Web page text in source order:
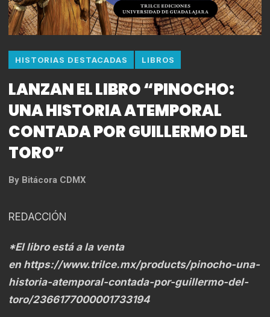
HISTORIAS DESTACADAS LIBROS
LANZAN EL LIBRO “PINOCHO:
UNA HISTORIA ATEMPORAL
CONTADA POR GUILLERMO DEL
TORO”
By Bitácora CDMX
REDACCIÓN
*El libro está a la venta
en https://www.trilce.mx/products/pinocho-una-
historia-atemporal-contada-por-guillermo-del-
toro/2366177000001733194